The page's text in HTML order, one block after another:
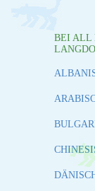
BEI ALL